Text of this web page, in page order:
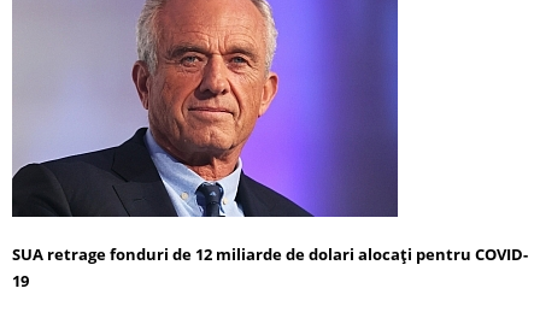
SUA retrage fonduri de 12 miliarde de dolari alocați pentru COVID-
19